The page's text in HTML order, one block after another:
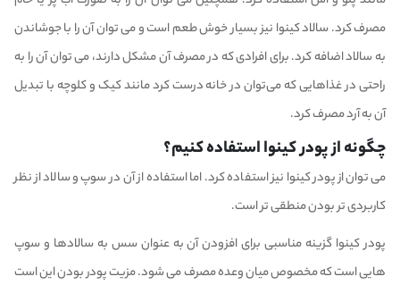
مصرف کرد. سالاد کینوا نیز بسیار خوش طعم است و می توان آن را با جوشاندن
به سالاد اضافه کرد. برای افرادی که در مصرف آن مشکل دارند، می توان آن را به
راحتی در غذاهایی که می‌توان در خانه درست کرد مانند کیک و کلوچه با تبدیل
آن به آرد مصرف کرد.
چگونه از پودر کینوا استفاده کنیم؟
می توان از پودر کینوا نیز استفاده کرد. اما استفاده از آن در سوپ و سالاد از نظر
کاربردی تر بودن منطقی تر است.
پودر کینوا گزینه مناسبی برای افزودن آن به عنوان سس به سالادها و سوپ
هایی است که مخصوص میان وعده مصرف می شود. مزیت پودر بودن این است